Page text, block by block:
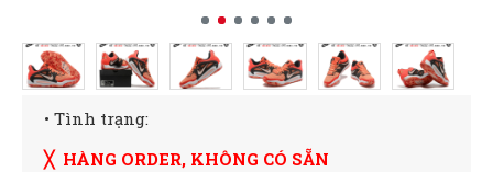
• Tình trạng:
╳ HÀNG ORDER, KHÔNG CÓ SẴN